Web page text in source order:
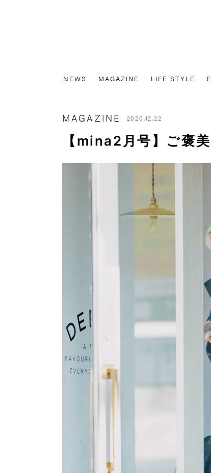
NEWS MAGAZINE LIFE STYLE
MAGAZINE 2020.12.22
【mina2月号】ご褒